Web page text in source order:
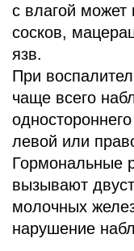
с влагой может
сосков,
язв.
При
чаще всего
левой или
Гормональные
вызывают
молочных
нарушение